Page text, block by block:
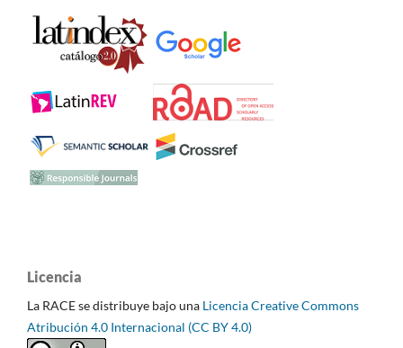
Licencia
La RACE se distribuye bajo una Licencia Creative Commons
Atribución 4.0 Internacional (CC BY 4.0)